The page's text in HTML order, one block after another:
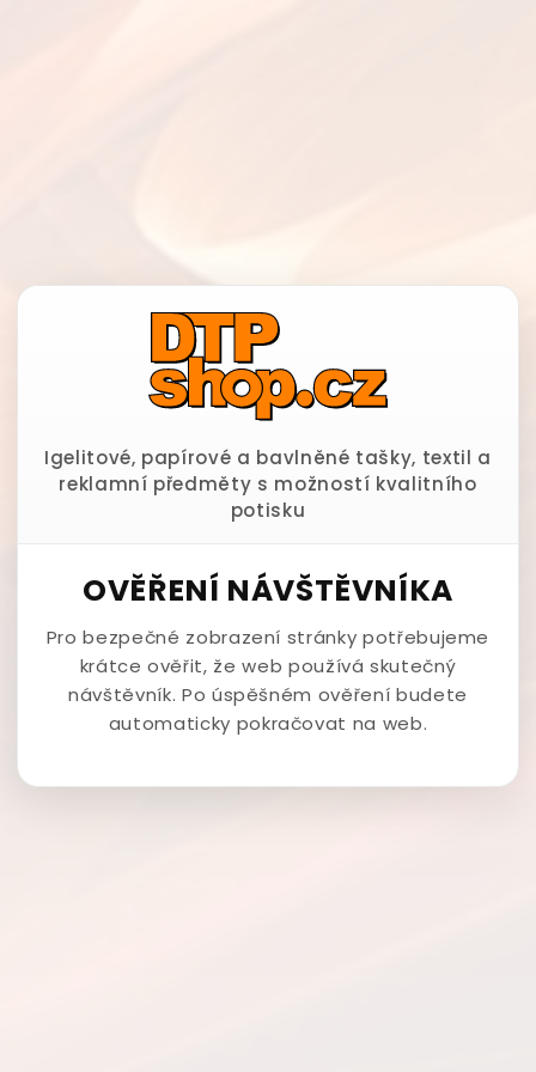
Igelitové, papírové a bavlněné tašky, textil a
reklamní předměty s možností kvalitního
potisku
OVĚŘENÍ NÁVŠTĚVNÍKA
Pro bezpečné zobrazení stránky potřebujeme
krátce ověřit, že web používá skutečný
návštěvník. Po úspěšném ověření budete
automaticky pokračovat na web.